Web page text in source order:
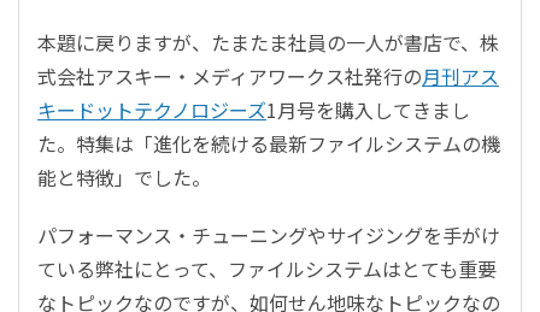
本題に戻りますが、たまたま社員の一人が書店で、株
式会社アスキー・メディアワークス社発行の月刊アス
キードットテクノロジーズ1月号を購入してきまし
た。特集は「進化を続ける最新ファイルシステムの機
能と特徴」でした。
パフォーマンス・チューニングやサイジングを手がけ
ている弊社にとって、ファイルシステムはとても重要
なトピックなのですが、如何せん地味なトピックなの